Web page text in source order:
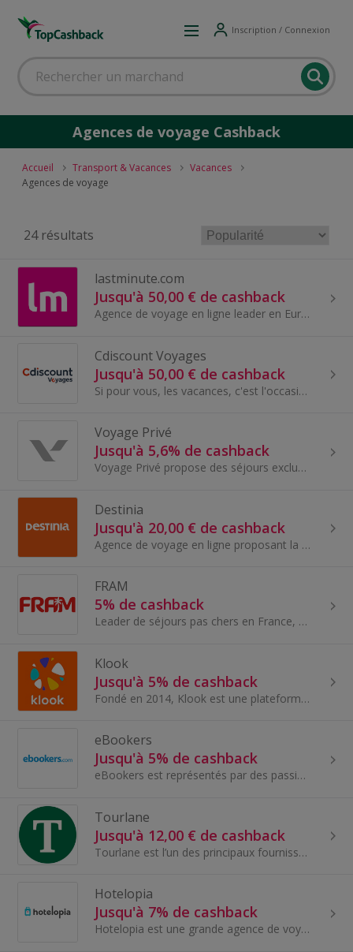
Inscription / Connexion
Agences de voyage Cashback
Accueil Transport & Vacances
Vacances
Agences de voyage
24 résultats
lastminute.com
Jusqu'à 50,00 € de cashback
Agence de voyage en ligne leader en Europe, lastminute.com use de son expertise pour proposer des offres au meilleur rapport qualité/prix.
Cdiscount Voyages
Jusqu'à 50,00 € de cashback
Si pour vous, les vacances, c'est l'occasion de ne s'occuper de rien sans se ruiner, vous êtes au bon endroit : séjours en France, en Europe et...
Voyage Privé
Jusqu'à 5,6% de cashback
Voyage Privé propose des séjours exclusifs et haut de gamme à prix réduits, avec des destinations de rêve et des hôtels sélectionnés pour une expér...
Destinia
Jusqu'à 20,00 € de cashback
Agence de voyage en ligne proposant la plus large gamme de destinations et de réservations d'hôtels, de vols et de voyages, dans le monde entier.
FRAM
5% de cashback
Leader de séjours pas chers en France, fram.com a été lancée depuis 1949 en ligne par le groupe Karavel qui regroupe de nombreuses marques telles q...
Klook
Jusqu'à 5% de cashback
Fondé en 2014, Klook est une plateforme de réservation d'activités et de services de voyage leader sur le marché.
eBookers
Jusqu'à 5% de cashback
eBookers est représentés par des passionnés de voyage. L'agence croit en des voyages extraordinaires, plein de surprises et gratifiants.
Tourlane
Jusqu'à 12,00 € de cashback
Tourlane est l’un des principaux fournisseurs en ligne pour organiser des vacances de rêve sur mesure. Les clients peuvent choisir parmi des itinér...
Hotelopia
Jusqu'à 7% de cashback
Hotelopia est une grande agence de voyage en ligne qui propose des services de réservation d'hôtels, des transfert ainsi que des billets...